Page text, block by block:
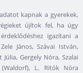
kapnak a gyerekek,
újítok fel, ha úgy
igazítani a
János, Szávai István,
Gergely Nóra, Szalai
L. Ritók Nóra